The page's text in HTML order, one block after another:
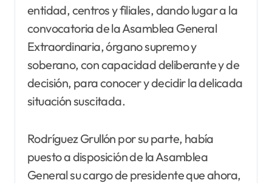
entidad, centros y filiales, dando lugar a la
convocatoria de la Asamblea General
Extraordinaria, órgano supremo y
soberano, con capacidad deliberante y de
decisión, para conocer y decidir la delicada
situación suscitada.
Rodríguez Grullón por su parte, había
puesto a disposición de la Asamblea
General su cargo de presidente que ahora,